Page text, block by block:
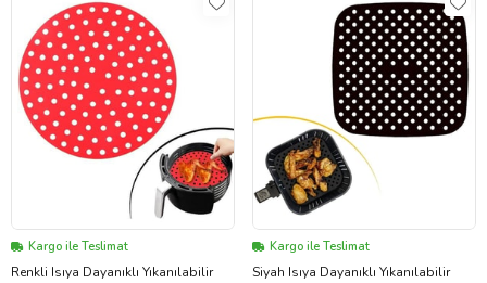
Kargo ile Teslimat
Renkli Isıya Dayanıklı Yıkanılabilir
Kargo ile Teslimat
Siyah Isıya Dayanıklı Yıkanılabilir